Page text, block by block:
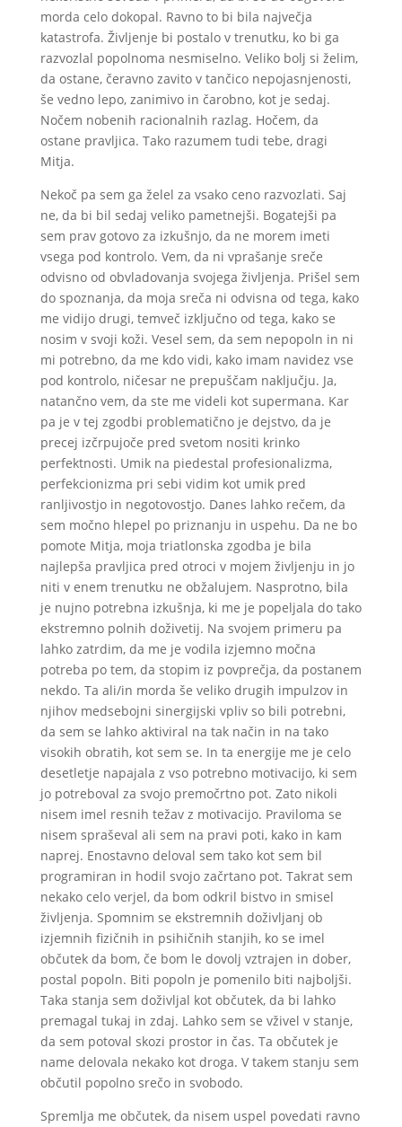
morda celo dokopal. Ravno to bi bila največja
katastrofa. Življenje bi postalo v trenutku, ko bi ga
razvozlal popolnoma nesmiselno. Veliko bolj si želim,
da ostane, čeravno zavito v tančico nepojasnjenosti,
še vedno lepo, zanimivo in čarobno, kot je sedaj.
Nočem nobenih racionalnih razlag. Hočem, da
ostane pravljica. Tako razumem tudi tebe, dragi
Mitja.
Nekoč pa sem ga želel za vsako ceno razvozlati. Saj
ne, da bi bil sedaj veliko pametnejši. Bogatejši pa
sem prav gotovo za izkušnjo, da ne morem imeti
vsega pod kontrolo. Vem, da ni vprašanje sreče
odvisno od obvladovanja svojega življenja. Prišel sem
do spoznanja, da moja sreča ni odvisna od tega, kako
me vidijo drugi, temveč izključno od tega, kako se
nosim v svoji koži. Vesel sem, da sem nepopoln in ni
mi potrebno, da me kdo vidi, kako imam navidez vse
pod kontrolo, ničesar ne prepuščam naključju. Ja,
natančno vem, da ste me videli kot supermana. Kar
pa je v tej zgodbi problematično je dejstvo, da je
precej izčrpujoče pred svetom nositi krinko
perfektnosti. Umik na piedestal profesionalizma,
perfekcionizma pri sebi vidim kot umik pred
ranljivostjo in negotovostjo. Danes lahko rečem, da
sem močno hlepel po priznanju in uspehu. Da ne bo
pomote Mitja, moja triatlonska zgodba je bila
najlepša pravljica pred otroci v mojem življenju in jo
niti v enem trenutku ne obžalujem. Nasprotno, bila
je nujno potrebna izkušnja, ki me je popeljala do tako
ekstremno polnih doživetij. Na svojem primeru pa
lahko zatrdim, da me je vodila izjemno močna
potreba po tem, da stopim iz povprečja, da postanem
nekdo. Ta ali/in morda še veliko drugih impulzov in
njihov medsebojni sinergijski vpliv so bili potrebni,
da sem se lahko aktiviral na tak način in na tako
visokih obratih, kot sem se. In ta energije me je celo
desetletje napajala z vso potrebno motivacijo, ki sem
jo potreboval za svojo premočrtno pot. Zato nikoli
nisem imel resnih težav z motivacijo. Praviloma se
nisem spraševal ali sem na pravi poti, kako in kam
naprej. Enostavno deloval sem tako kot sem bil
programiran in hodil svojo začrtano pot. Takrat sem
nekako celo verjel, da bom odkril bistvo in smisel
življenja. Spomnim se ekstremnih doživljanj ob
izjemnih fizičnih in psihičnih stanjih, ko se imel
občutek da bom, če bom le dovolj vztrajen in dober,
postal popoln. Biti popoln je pomenilo biti najboljši.
Taka stanja sem doživljal kot občutek, da bi lahko
premagal tukaj in zdaj. Lahko sem se vživel v stanje,
da sem potoval skozi prostor in čas. Ta občutek je
name delovala nekako kot droga. V takem stanju sem
občutil popolno srečo in svobodo.
Spremlja me občutek, da nisem uspel povedati ravno